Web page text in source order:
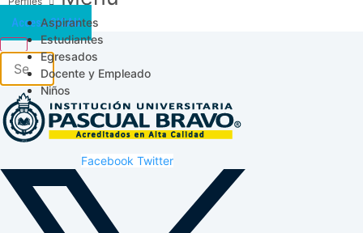
Aspirantes
Estudiantes
Egresados
Docente y Empleado
Niños
Acceso SICAU
Facebook Twitter